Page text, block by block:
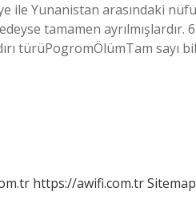
ile Yunanistan arasındaki
tamamen ayrılmışlardır.
türüPogromÖlümTam sayı
https://awifi.com.trSitemap